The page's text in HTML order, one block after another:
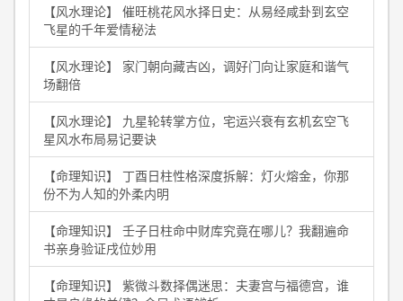
【风水理论】 催旺桃花风水择日史：从易经咸卦到玄空
飞星的千年爱情秘法
【风水理论】 家门朝向藏吉凶，调好门向让家庭和谐气
场翻倍
【风水理论】 九星轮转掌方位，宅运兴衰有玄机玄空飞
星风水布局易记要诀
【命理知识】 丁酉日柱性格深度拆解：灯火熔金，你那
份不为人知的外柔内明
【命理知识】 壬子日柱命中财库究竟在哪儿？我翻遍命
书亲身验证戌位妙用
【命理知识】 紫微斗数择偶迷思：夫妻宫与福德宫，谁